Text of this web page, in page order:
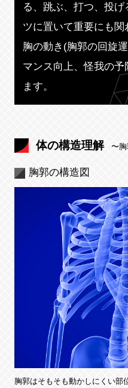
る、跳ぶ、打つ、投
ツに置いて重要にも
胸の動き(胸郭の回旋
マンス向上、怪我の
ます。
体の構造理解 〜
胸郭の構造図
胸郭はそもそも動かしにくい部